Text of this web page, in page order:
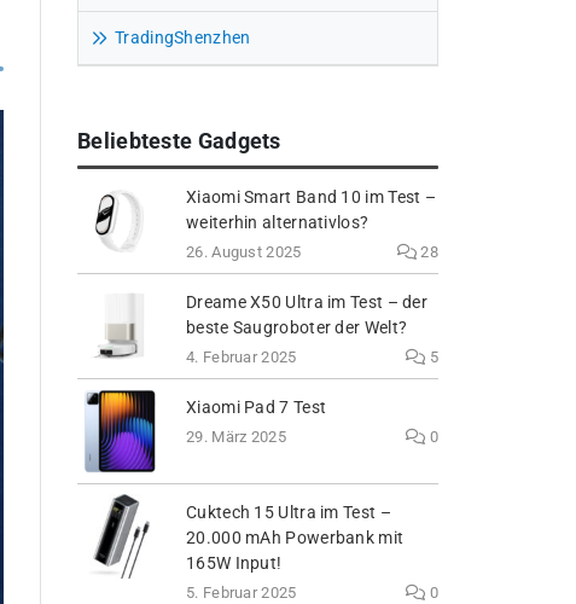
TradingShenzhen
Beliebteste Gadgets
Xiaomi Smart Band 10 im Test –
weiterhin alternativlos?
26. August 2025 28
Dreame X50 Ultra im Test – der
beste Saugroboter der Welt?
4. Februar 2025 5
Xiaomi Pad 7 Test
29. März 2025 0
Cuktech 15 Ultra im Test –
20.000 mAh Powerbank mit
165W Input!
5. Februar 2025 0